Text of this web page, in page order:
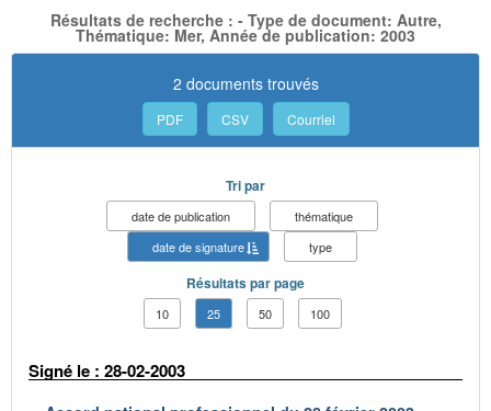
Résultats de recherche : - Type de document: Autre,
Thématique: Mer, Année de publication: 2003
2 documents trouvés
PDF CSV Courriel
Tri par
date de publication
thématique
date de signature
type
Résultats par page
10 25 50 100
Signé le : 28-02-2003